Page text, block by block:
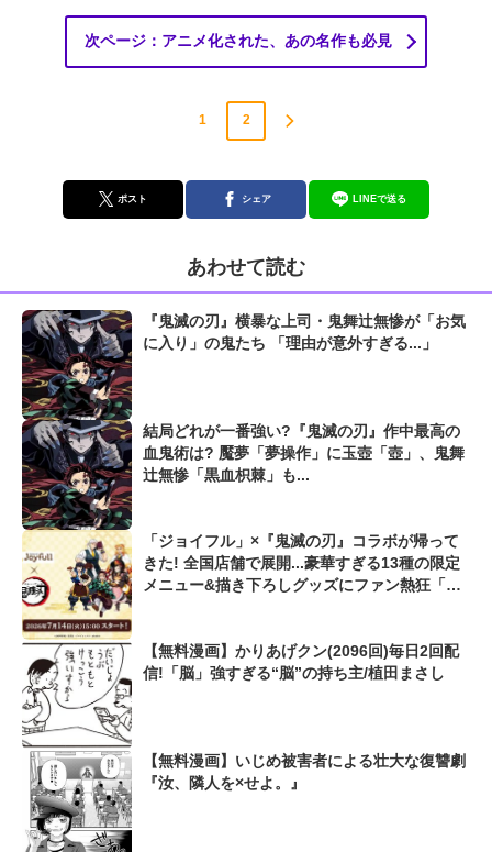
次ページ：アニメ化された、あの名作も必見
1 2
ポスト シェア LINEで送る
あわせて読む
『鬼滅の刃』横暴な上司・鬼舞辻無惨が「お気
に入り」の鬼たち 「理由が意外すぎる...」
結局どれが一番強い?『鬼滅の刃』作中最高の
血鬼術は? 魘夢「夢操作」に玉壺「壺」、鬼舞
辻無惨「黒血枳棘」も...
「ジョイフル」×『鬼滅の刃』コラボが帰って
きた! 全国店舗で展開...豪華すぎる13種の限定
メニュー&描き下ろしグッズにファン熱狂「毎
【無料漫画】かりあげクン(2096回)毎日2回配
信!「脳」強すぎる“脳”の持ち主/植田まさし
【無料漫画】いじめ被害者による壮大な復讐劇
『汝、隣人を×せよ。』